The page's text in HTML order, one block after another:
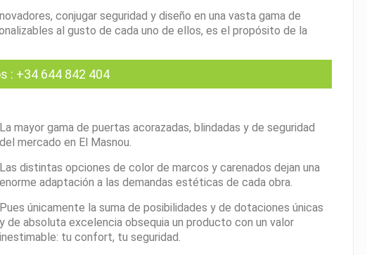
conjugar seguridad y diseño en una vasta gama de
al gusto de cada uno de ellos, es el propósito de la
: +34 644 842 404
La mayor gama de puertas acorazadas, blindadas y de seguridad
del mercado en El Masnou.
Las distintas opciones de color de marcos y carenados dejan una
enorme adaptación a las demandas estéticas de cada obra.
Pues únicamente la suma de posibilidades y de dotaciones únicas
y de absoluta excelencia obsequia un producto con un valor
inestimable: tu confort, tu seguridad.